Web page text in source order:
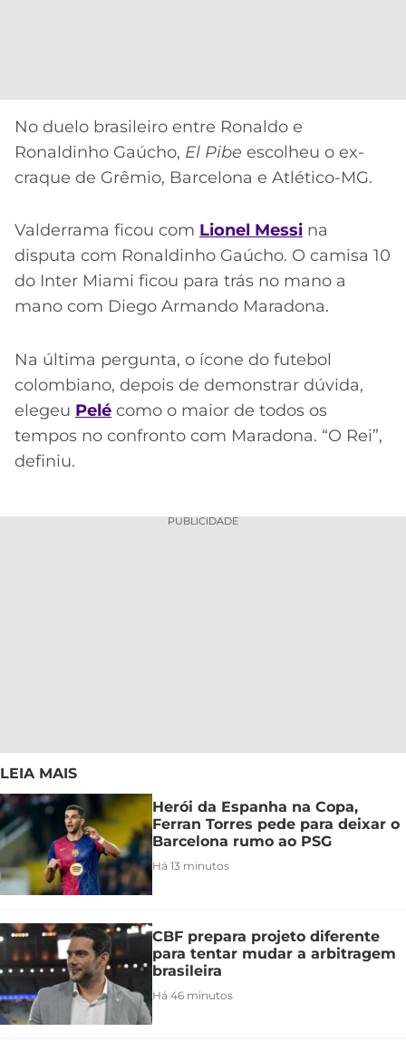
No duelo brasileiro entre Ronaldo e
Ronaldinho Gaúcho, El Pibe escolheu o ex-
craque de Grêmio, Barcelona e Atlético-MG.
Valderrama ficou com Lionel Messi na
disputa com Ronaldinho Gaúcho. O camisa 10
do Inter Miami ficou para trás no mano a
mano com Diego Armando Maradona.
Na última pergunta, o ícone do futebol
colombiano, depois de demonstrar dúvida,
elegeu Pelé como o maior de todos os
tempos no confronto com Maradona. “O Rei”,
definiu.
PUBLICIDADE
LEIA MAIS
Herói da Espanha na Copa,
Ferran Torres pede para deixar o
Barcelona rumo ao PSG
Há 13 minutos
CBF prepara projeto diferente
para tentar mudar a arbitragem
brasileira
Há 46 minutos